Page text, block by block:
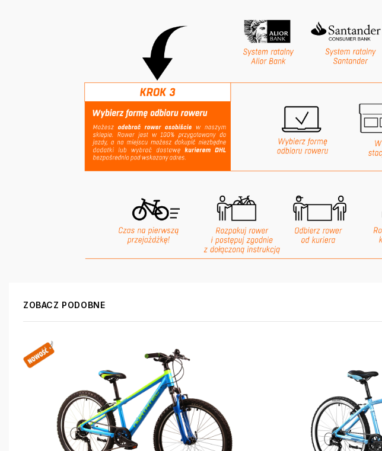
ZOBACZ PODOBNE